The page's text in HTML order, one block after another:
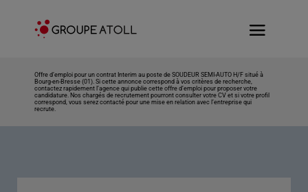
Offre d’emploi pour un contrat Interim au poste de SOUDEUR SEMI-AUTO H/F situé à
Bourg-en-Bresse (01). Si cette annonce correspond à vos critères de recherche,
contactez rapidement l’agence qui publie cette offre d’emploi pour proposer votre
candidature. Nos chargés de recrutement pourront consulter votre CV et si votre profil
correspond, vous serez contacté pour une mise en relation avec l’entreprise qui
recrute.